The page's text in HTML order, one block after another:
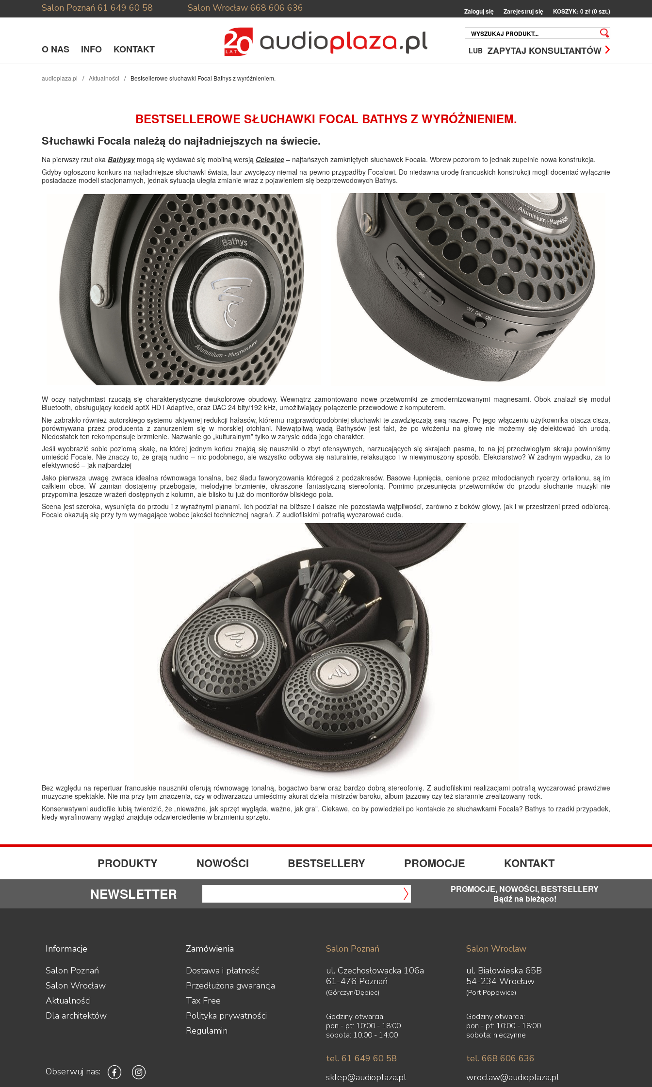
Salon Poznań 61 649 60 58 Salon Wrocław 668 606 636 Zaloguj się Zarejestruj się KOSZYK: 0 zł (0 szt.)
O NAS INFO KONTAKT LUB ZAPYTAJ KONSULTANTÓW
audioplaza.pl Aktualności Bestsellerowe słuchawki Focal Bathys z wyróżnieniem.
BESTSELLEROWE SŁUCHAWKI FOCAL BATHYS Z WYRÓŻNIENIEM.
Słuchawki Focala należą do najładniejszych na świecie.
Na pierwszy rzut oka Bathysymogą się wydawać się mobilną wersją Celestee – najtańszych zamkniętych słuchawek Focala. Wbrew pozorom to jednak zupełnie nowa konstrukcja.
Gdyby ogłoszono konkurs na najładniejsze słuchawki świata, laur zwycięzcy niemal na pewno przypadłby Focalowi. Do niedawna urodę francuskich konstrukcji mogli doceniać wyłącznie
posiadacze modeli stacjonarnych, jednak sytuacja uległa zmianie wraz z pojawieniem się bezprzewodowych Bathys.
W oczy natychmiast rzucają się charakterystyczne dwukolorowe obudowy. Wewnątrz zamontowano nowe przetworniki ze zmodernizowanymi magnesami. Obok znalazł się moduł
Bluetooth, obsługujący kodeki aptX HD i Adaptive, oraz DAC 24 bity/192 kHz, umożliwiający połączenie przewodowe z komputerem.
Nie zabrakło również autorskiego systemu aktywnej redukcji hałasów, któremu najprawdopodobniej słuchawki te zawdzięczają swą nazwę. Po jego włączeniu użytkownika otacza cisza,
porównywana przez producenta z zanurzeniem się w morskiej otchłani. Niewątpliwą wadą Bathysów jest fakt, że po włożeniu na głowę nie możemy się delektować ich urodą.
Niedostatek ten rekompensuje brzmienie. Nazwanie go „kulturalnym” tylko w zarysie odda jego charakter.
Jeśli wyobrazić sobie poziomą skalę, na której jednym końcu znajdą się nauszniki o zbyt ofensywnych, narzucających się skrajach pasma, to na jej przeciwległym skraju powinniśmy
umieścić Focale. Nie znaczy to, że grają nudno – nic podobnego, ale wszystko odbywa się naturalnie, relaksująco i w niewymuszony sposób. Efekciarstwo? W żadnym wypadku, za to
efektywność – jak najbardziej
Jako pierwsza uwagę zwraca idealna równowaga tonalna, bez śladu faworyzowania któregoś z podzakresów. Basowe łupnięcia, cenione przez młodocianych rycerzy ortalionu, są im
całkiem obce. W zamian dostajemy przebogate, melodyjne brzmienie, okraszone fantastyczną stereofonią. Pomimo przesunięcia przetworników do przodu słuchanie muzyki nie
przypomina jeszcze wrażeń dostępnych z kolumn, ale blisko tu już do monitorów bliskiego pola.
Scena jest szeroka, wysunięta do przodu i z wyraźnymi planami. Ich podział na bliższe i dalsze nie pozostawia wątpliwości, zarówno z boków głowy, jak i w przestrzeni przed odbiorcą.
Focale okazują się przy tym wymagające wobec jakości technicznej nagrań. Z audiofilskimi potrafią wyczarować cuda.
Bez względu na repertuar francuskie nauszniki oferują równowagę tonalną, bogactwo barw oraz bardzo dobrą stereofonię. Z audiofilskimi realizacjami potrafią wyczarować prawdziwe
muzyczne spektakle. Nie ma przy tym znaczenia, czy w odtwarzaczu umieścimy akurat dzieła mistrzów baroku, album jazzowy czy też starannie zrealizowany rock.
Konserwatywni audiofile lubią twierdzić, że „nieważne, jak sprzęt wygląda, ważne, jak gra”. Ciekawe, co by powiedzieli po kontakcie ze słuchawkami Focala? Bathys to rzadki przypadek,
kiedy wyrafinowany wygląd znajduje odzwierciedlenie w brzmieniu sprzętu.
PRODUKTY NOWOŚCI BESTSELLERY PROMOCJE KONTAKT
NEWSLETTER
PROMOCJE, NOWOŚCI, BESTSELLERY
Bądź na bieżąco!
Informacje
Salon Poznań
Salon Wrocław
Aktualności
Dla architektów
Zamówienia
Dostawa i płatność
Przedłużona gwarancja
Tax Free
Polityka prywatności
Regulamin
Obserwuj nas:
Salon Poznań
ul. Czechosłowacka 106a
61-476 Poznań
(Górczyn/Dębiec)
Godziny otwarcia:
pon - pt: 10:00 - 18:00
sobota: 10:00 - 14:00
tel. 61 649 60 58
sklep@audioplaza.pl
Salon Wrocław
ul. Białowieska 65B
54-234 Wrocław
(Port Popowice)
Godziny otwarcia:
pon - pt: 10:00 - 18:00
sobota: nieczynne
tel. 668 606 636
wroclaw@audioplaza.pl